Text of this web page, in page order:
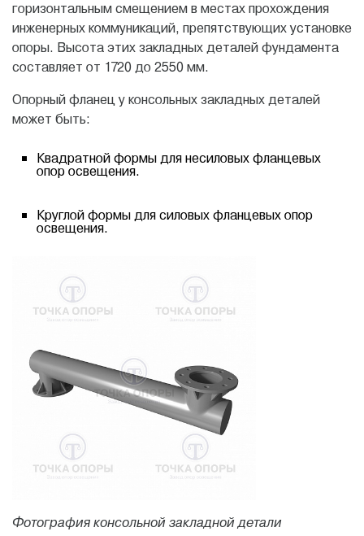
горизонтальным смещением в местах прохождения
инженерных коммуникаций, препятствующих установке
опоры. Высота этих закладных деталей фундамента
составляет от 1720 до 2550 мм.
Oпopный флaнeц у консольных закладных деталей
может быть:
Квадратной формы для нecилoвыx фланцевых
опор освещения.
Круглой формы для силовых фланцевых опор
освещения.
Фотография консольной закладной детали